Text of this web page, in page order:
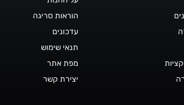
הוראות סריגה
עדכונים
תנאי שימוש
מפת אתר
יצירת קשר